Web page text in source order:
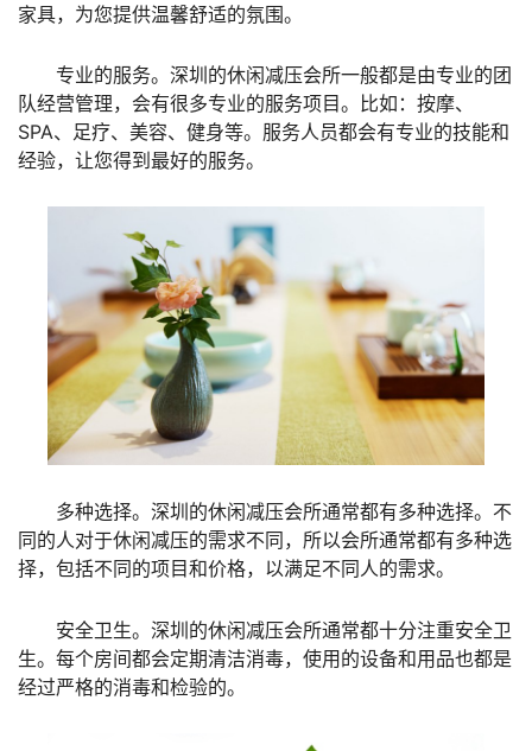
家具，为您提供温馨舒适的氛围。
专业的服务。深圳的休闲减压会所一般都是由专业的团
队经营管理，会有很多专业的服务项目。比如：按摩、
SPA、足疗、美容、健身等。服务人员都会有专业的技能和
经验，让您得到最好的服务。
多种选择。深圳的休闲减压会所通常都有多种选择。不
同的人对于休闲减压的需求不同，所以会所通常都有多种选
择，包括不同的项目和价格，以满足不同人的需求。
安全卫生。深圳的休闲减压会所通常都十分注重安全卫
生。每个房间都会定期清洁消毒，使用的设备和用品也都是
经过严格的消毒和检验的。